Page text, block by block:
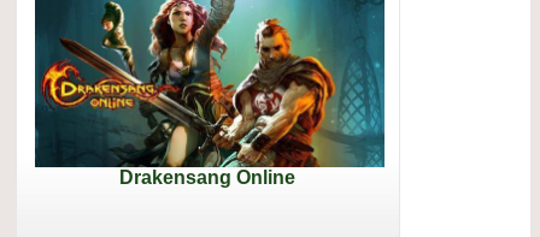
Drakensang Online